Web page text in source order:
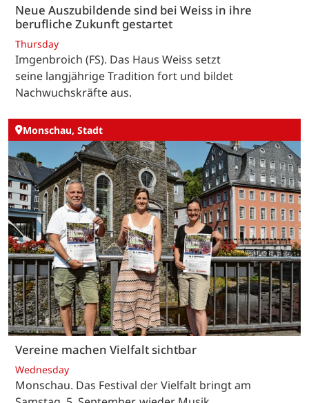
Neue Auszubildende sind bei Weiss in ihre
berufliche Zukunft gestartet
Thursday
Imgenbroich (FS). Das Haus Weiss setzt
seine langjährige Tradition fort und bildet
Nachwuchskräfte aus.
Monschau, Stadt
Vereine machen Vielfalt sichtbar
Wednesday
Monschau. Das Festival der Vielfalt bringt am